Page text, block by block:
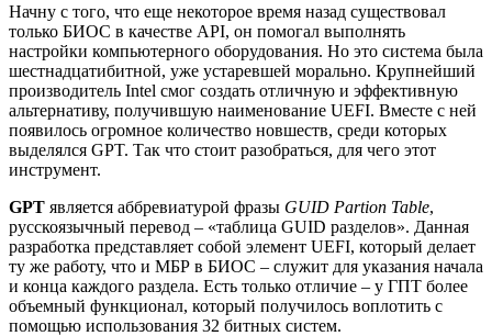
Начну с того, что еще некоторое время назад существовал
только БИОС в качестве API, он помогал выполнять
настройки компьютерного оборудования. Но это система была
шестнадцатибитной, уже устаревшей морально. Крупнейший
производитель Intel смог создать отличную и эффективную
альтернативу, получившую наименование UEFI. Вместе с ней
появилось огромное количество новшеств, среди которых
выделялся GPT. Так что стоит разобраться, для чего этот
инструмент.
GPT является аббревиатурой фразы GUID Partion Table,
русскоязычный перевод – «таблица GUID разделов». Данная
разработка представляет собой элемент UEFI, который делает
ту же работу, что и МБР в БИОС – служит для указания начала
и конца каждого раздела. Есть только отличие – у ГПТ более
объемный функционал, который получилось воплотить с
помощью использования 32 битных систем.